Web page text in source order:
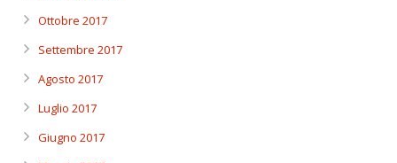
Ottobre 2017
Settembre 2017
Agosto 2017
Luglio 2017
Giugno 2017